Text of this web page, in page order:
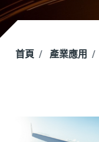
首頁 產業應用